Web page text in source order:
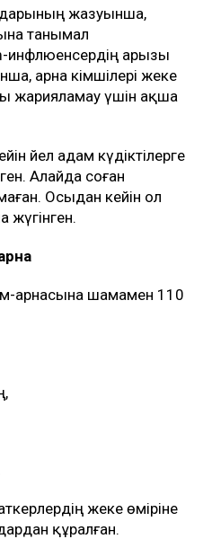
жазуынша,
танымал
инфлюенсердің арызы
арна әкімшілері жеке
жарияламау үшін ақша
әйел адам күдіктілерге
Алайда соған
Осыдан кейін ол
жүгінген.
арнасына шамамен 110
жеке өміріне
құралған.